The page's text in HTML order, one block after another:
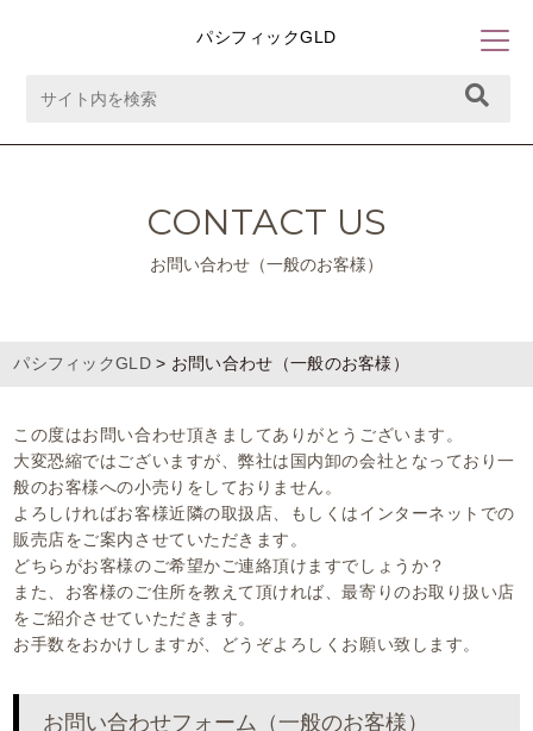
パシフィックGLD
CONTACT US
お問い合わせ（一般のお客様）
パシフィックGLD> お問い合わせ（一般のお客様）
この度はお問い合わせ頂きましてありがとうございます。
大変恐縮ではございますが、弊社は国内卸の会社となっており一
般のお客様への小売りをしておりません。
よろしければお客様近隣の取扱店、もしくはインターネットでの
販売店をご案内させていただきます。
どちらがお客様のご希望かご連絡頂けますでしょうか？
また、お客様のご住所を教えて頂ければ、最寄りのお取り扱い店
をご紹介させていただきます。
お手数をおかけしますが、どうぞよろしくお願い致します。
お問い合わせフォーム（一般のお客様）